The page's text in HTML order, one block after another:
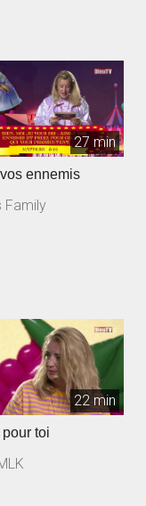
27 min
ennemis
Family
22 min
toi